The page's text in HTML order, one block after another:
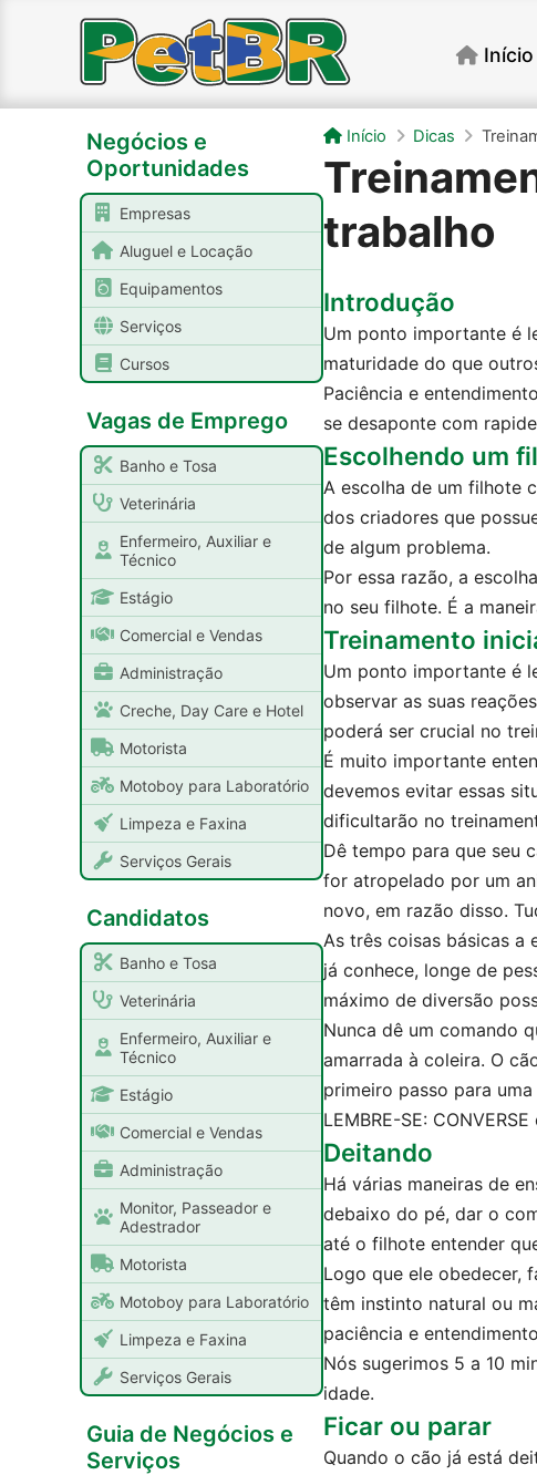
Início
Negócios e
Oportunidades
Empresas
Aluguel e Locação
Equipamentos
Serviços
Cursos
Vagas de Emprego
Banho e Tosa
Veterinária
Enfermeiro, Auxiliar e
Técnico
Estágio
Comercial e Vendas
Administração
Creche, Day Care e Hotel
Motorista
Motoboy para Laboratório
Limpeza e Faxina
Serviços Gerais
Candidatos
Banho e Tosa
Veterinária
Enfermeiro, Auxiliar e
Técnico
Estágio
Comercial e Vendas
Administração
Monitor, Passeador e
Adestrador
Motorista
Motoboy para Laboratório
Limpeza e Faxina
Serviços Gerais
Guia de Negócios e
Serviços
Início Dicas
trabalho
Introdução
Um ponto importante é
maturidade do que
Paciência e
se desaponte com
Escolhendo um
A escolha de um filhote
dos criadores que
de algum problema.
Por essa razão, a
no seu filhote. É a
Treinamento
Um ponto importante é
observar as suas
poderá ser crucial no
É muito importante
devemos evitar essas
dificultarão no
Dê tempo para que seu
for atropelado por um
novo, em razão disso.
As três coisas básicas a
já conhece, longe de
máximo de diversão
Nunca dê um comando
amarrada à coleira. O
primeiro passo para
LEMBRE-SE:
Deitando
Há várias maneiras de
debaixo do pé, dar o
até o filhote entender
Logo que ele obedecer,
têm instinto natural ou
paciência e
Nós sugerimos 5 a 10
idade.
Ficar ou parar
Quando o cão já está